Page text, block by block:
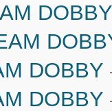
DOBBY
DOBBY
DOBBY